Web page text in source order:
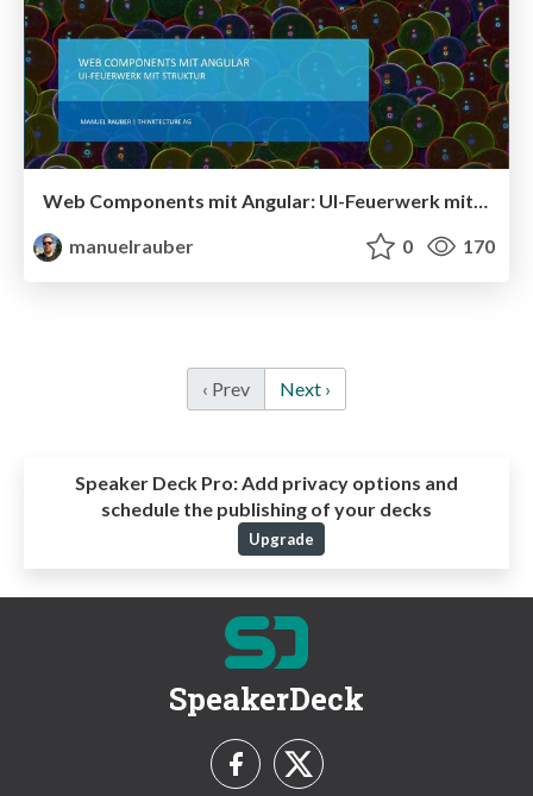
Web Components mit Angular: UI-Feuerwerk mit Struktur
manuelrauber
0 170
‹ Prev Next ›
Speaker Deck Pro:Add privacy options and
schedule the publishing of your decks
Upgrade
SpeakerDeck